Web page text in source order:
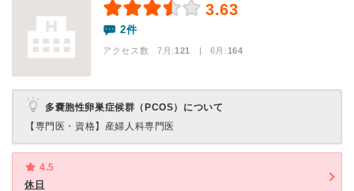
3.63
2件
アクセス数 7月:121 | 6月:164
多嚢胞性卵巣症候群（PCOS）について
【専門医・資格】 産婦人科専門医
4.5
休日